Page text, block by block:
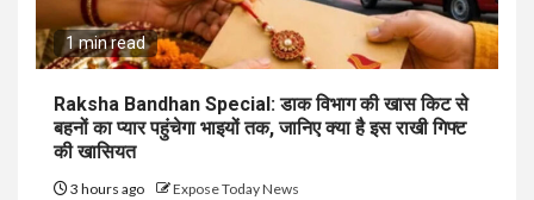
1 min read
Raksha Bandhan Special: डाक विभाग की खास किट से
बहनों का प्यार पहुंचेगा भाइयों तक, जानिए क्या है इस राखी गिफ्ट
की खासियत
3 hours ago Expose Today News